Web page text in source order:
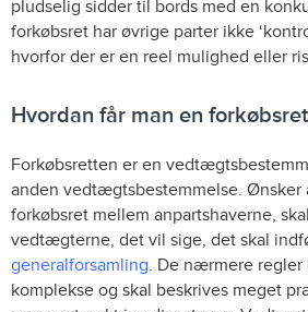
pludselig sidder til bords med en
forkøbsret har øvrige parter ikke
hvorfor der er en reel mulighed eller
Hvordan får man en
Forkøbsretten er en
anden vedtægtsbestemmelse. Ønsker
forkøbsret mellem anpartshaverne,
vedtægterne, det vil sige, det skal
generalforsamling. De nærmere
komplekse og skal beskrives meget